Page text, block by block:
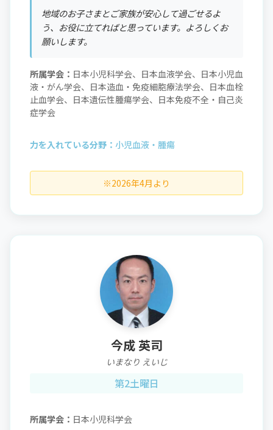
地域のお子さまとご家族が安心して過ごせるよ
う、お役に立てればと思っています。よろしくお
願いします。
所属学会： 日本小児科学会、日本血液学会、日本小児血
液・がん学会、日本造血・免疫細胞療法学会、日本血栓
止血学会、日本遺伝性腫瘍学会、日本免疫不全・自己炎
症学会
力を入れている分野： 小児血液・腫瘍
※2026年4月より
今成 英司
いまなり えいじ
第2土曜日
所属学会： 日本小児科学会